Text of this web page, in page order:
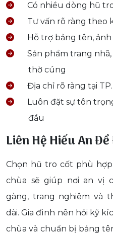
Có nhiều dòng hũ
Tư vấn rõ ràng theo
Hỗ trợ bảng tên,
Sản phẩm trang
thờ cúng
Địa chỉ rõ ràng tại
Luôn đặt sự tôn
đầu
Liên Hệ Hiếu An
Chọn hũ tro cốt phù
chùa sẽ giúp nơi an vị
gàng, trang nghiêm và
dài. Gia đình nên hỏi kỹ
chùa và chuẩn bị bảng